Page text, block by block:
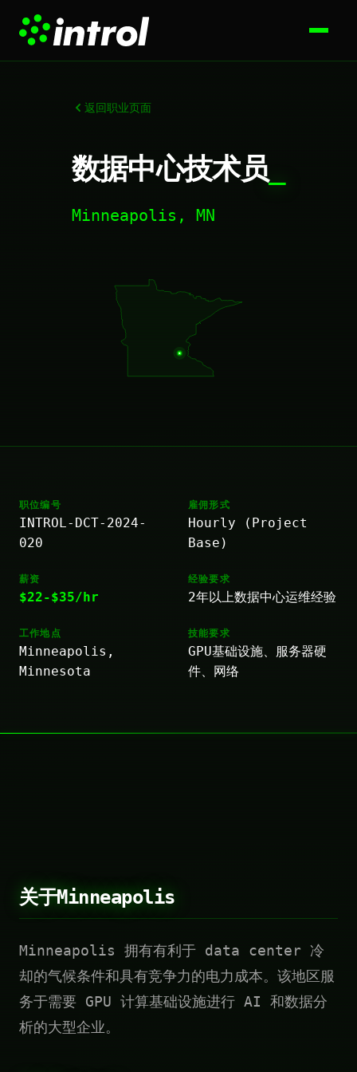
返回职业页面
数据中心技术员
Minneapolis, MN
职位编号
INTROL-DCT-2024-
020
雇佣形式
Hourly (Project
Base)
薪资
$22-$35/hr
经验要求
2年以上数据中心运维经验
工作地点
Minneapolis,
Minnesota
技能要求
GPU基础设施、服务器硬
件、网络
关于Minneapolis
Minneapolis 拥有有利于 data center 冷
却的气候条件和具有竞争力的电力成本。该地区服
务于需要 GPU 计算基础设施进行 AI 和数据分
析的大型企业。